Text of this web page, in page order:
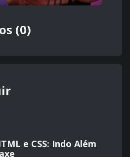
(0)
e CSS: Indo Além